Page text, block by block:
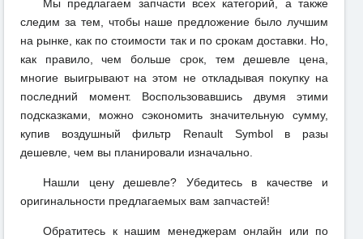
Мы предлагаем запчасти всех категорий, а также
следим за тем, чтобы наше предложение было лучшим
на рынке, как по стоимости так и по срокам доставки. Но,
как правило, чем больше срок, тем дешевле цена,
многие выигрывают на этом не откладывая покупку на
последний момент. Воспользовавшись двумя этими
подсказками, можно сэкономить значительную сумму,
купив воздушный фильтр Renault Symbol в разы
дешевле, чем вы планировали изначально.
Нашли цену дешевле? Убедитесь в качестве и
оригинальности предлагаемых вам запчастей!
Обратитесь к нашим менеджерам онлайн или по